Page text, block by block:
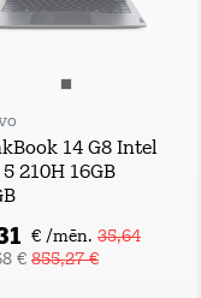
14 G8 Intel
5 210H 16GB
€ /mēn. 35,64
€ 855,27 €